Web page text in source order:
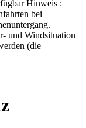
Hinweis :
bei
und Windsituation
(die